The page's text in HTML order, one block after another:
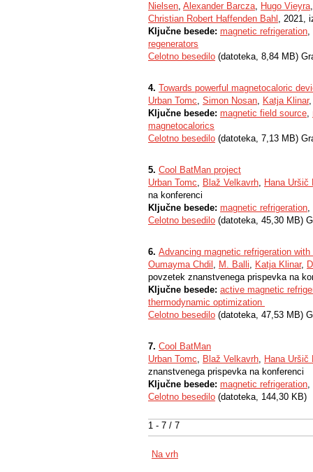
1 - 7 / 7
Nielsen, Alexander Barcza, Hugo Vieyra
Christian Robert Haffenden Bahl , 2021,
Ključne besede: magnetic refrigeration,
regenerators
Celotno besedilo (datoteka, 8,84 MB)
4. Towards powerful magnetocaloric
Urban Tomc, Simon Nosan, Katja Klinar,
Ključne besede: magnetic field source,
magnetocalorics
Celotno besedilo (datoteka, 7,13 MB)
5. Cool BatMan project
Urban Tomc, Blaž Velkavrh, Hana Uršič
na konferenci
Ključne besede: magnetic refrigeration,
Celotno besedilo (datoteka, 45,30 MB)
6. Advancing magnetic refrigeration
Oumayma Chdil , M. Balli, Katja Klinar,
povzetek znanstvenega prispevka na
Ključne besede: active magnetic
thermodynamic optimization
Celotno besedilo (datoteka, 47,53 MB)
7. Cool BatMan
Urban Tomc, Blaž Velkavrh, Hana Uršič
znanstvenega prispevka na konferenci
Ključne besede: magnetic refrigeration,
Celotno besedilo (datoteka, 144,30 KB)
Na vrh